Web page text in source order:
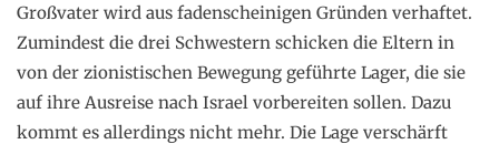
Großvater wird aus fadenscheinigen Gründen verhaftet.
Zumindest die drei Schwestern schicken die Eltern in
von der zionistischen Bewegung geführte Lager, die sie
auf ihre Ausreise nach Israel vorbereiten sollen. Dazu
kommt es allerdings nicht mehr. Die Lage verschärft